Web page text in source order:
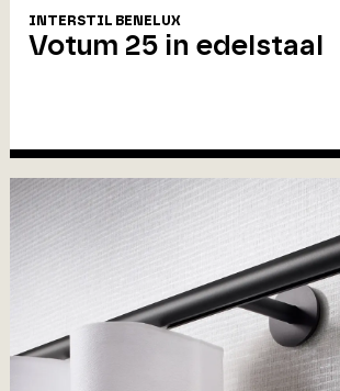
INTERSTIL BENELUX
Votum 25 in edelstaal